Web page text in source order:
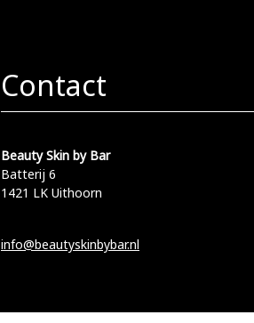
Contact
Beauty Skin by Bar
Batterij 6
1421 LK Uithoorn
info@beautyskinbybar.nl